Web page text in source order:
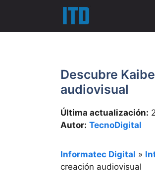
contenido
Descubre
audiovisual
Última actualización:
Autor: TecnoDigital
Informatec Digital »
creación audiovisual